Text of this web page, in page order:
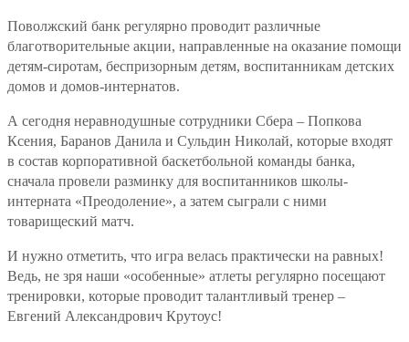
Поволжский банк регулярно проводит различные
благотворительные акции, направленные на оказание помощи
детям-сиротам, беспризорным детям, воспитанникам детских
домов и домов-интернатов.
А сегодня неравнодушные сотрудники Сбера – Попкова
Ксения, Баранов Данила и Сульдин Николай, которые входят
в состав корпоративной баскетбольной команды банка,
сначала провели разминку для воспитанников школы-
интерната «Преодоление», а затем сыграли с ними
товарищеский матч.
И нужно отметить, что игра велась практически на равных!
Ведь, не зря наши «особенные» атлеты регулярно посещают
тренировки, которые проводит талантливый тренер –
Евгений Александрович Крутоус!